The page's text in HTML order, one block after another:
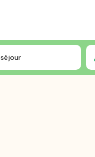
Chalet Vardo 2 chambres